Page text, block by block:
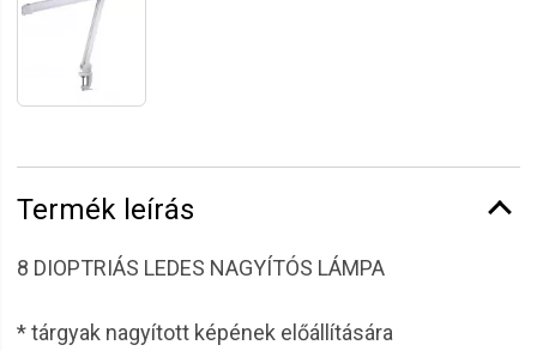
Termék leírás
8 DIOPTRIÁS LEDES NAGYÍTÓS LÁMPA
* tárgyak nagyított képének előállítására